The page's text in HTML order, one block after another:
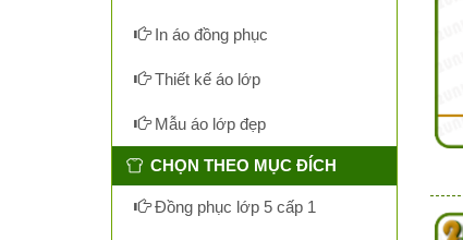
In áo đồng phục
Thiết kế áo lớp
Mẫu áo lớp đẹp
CHỌN THEO MỤC ĐÍCH
Đồng phục lớp 5 cấp 1